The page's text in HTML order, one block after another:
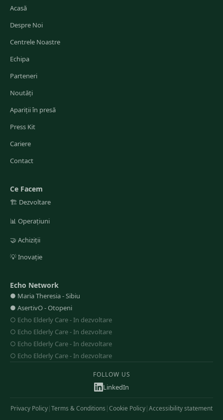
Acasă
Despre Noi
Centrele Noastre
Echipa
Parteneri
Noutăți
Apariții în presă
Press Kit
Cariere
Contact
Ce Facem
🏗️ Dezvoltare
📊 Operațiuni
🤝 Achiziții
💡Inovație
Echo Network
● Maria Theresia-Sibiu
● AsertivO-Otopeni
○ Echo Elderly Care-In dezvoltare
○ Echo Elderly Care-In dezvoltare
○ Echo Elderly Care-In dezvoltare
○ Echo Elderly Care-In dezvoltare
FOLLOW US
LinkedIn
Privacy Policy|Terms & Conditions |Cookie Policy|Accessibility statement